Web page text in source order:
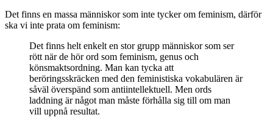
Det finns en massa människor som inte tycker om feminism, därför
ska vi inte prata om feminism:
Det finns helt enkelt en stor grupp människor som ser
rött när de hör ord som feminism, genus och
könsmaktsordning. Man kan tycka att
beröringsskräcken med den feministiska vokabulären är
såväl överspänd som antiintellektuell. Men ords
laddning är något man måste förhålla sig till om man
vill uppnå resultat.